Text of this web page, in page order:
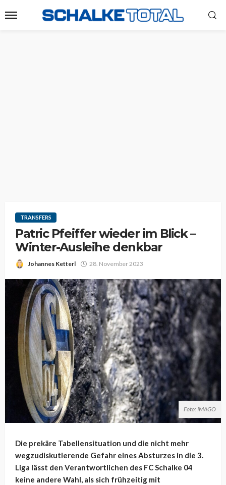
TRANSFERS
Patric Pfeiffer wieder im Blick –
Winter-Ausleihe denkbar
Johannes Ketterl 28. November 2023
Foto: IMAGO
Die prekäre Tabellensituation und die nicht mehr
wegzudiskutierende Gefahr eines Absturzes in die 3.
Liga lässt den Verantwortlichen des FC Schalke 04
keine andere Wahl, als sich frühzeitig mit